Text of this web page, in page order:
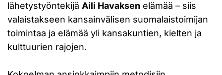
lähetystyöntekijä Aili Havaksen elämää – siis
valaistakseen kansainvälisen suomalaistoimijan
toimintaa ja elämää yli kansakuntien, kielten ja
kulttuurien rajojen.